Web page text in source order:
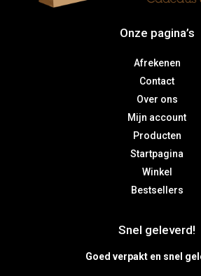
Onze pagina’s
Afrekenen
Contact
Over ons
Mijn account
Producten
Startpagina
Winkel
Bestsellers
Snel geleverd!
Goed verpakt en snel